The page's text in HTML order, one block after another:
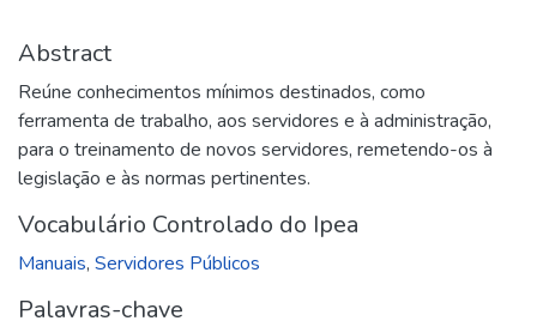
Abstract
Reúne conhecimentos mínimos destinados, como
ferramenta de trabalho, aos servidores e à administração,
para o treinamento de novos servidores, remetendo-os à
legislação e às normas pertinentes.
Vocabulário Controlado do Ipea
Manuais, Servidores Públicos
Palavras-chave